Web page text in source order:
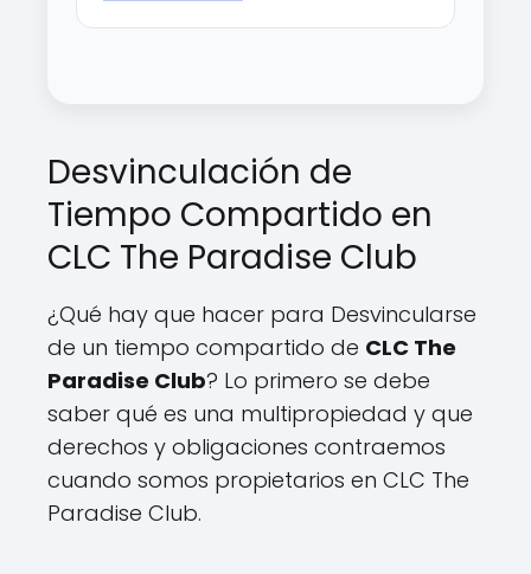
Desvinculación de
Tiempo Compartido en
CLC The Paradise Club
¿Qué hay que hacer para Desvincularse
de un tiempo compartido de CLC The
Paradise Club? Lo primero se debe
saber qué es una multipropiedad y que
derechos y obligaciones contraemos
cuando somos propietarios en CLC The
Paradise Club.